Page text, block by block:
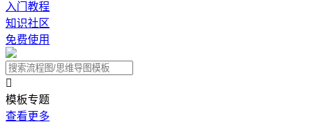
入门教程
知识社区
免费使用

模板专题
查看更多